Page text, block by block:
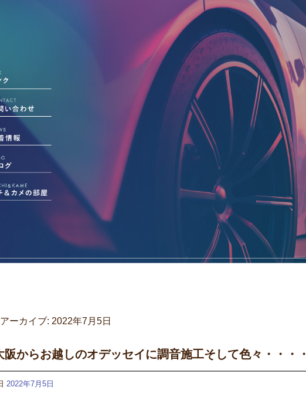
ーカイブ: 2022年7月5日
阪からお越しのオデッセイに調音施工そして色々・・・・
2022年7月5日